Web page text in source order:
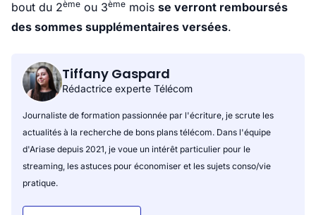
bout du 2ème ou 3ème mois se verront remboursés
des sommes supplémentaires versées.
Tiffany Gaspard
Rédactrice experte Télécom
Journaliste de formation passionnée par l'écriture, je scrute les
actualités à la recherche de bons plans télécom. Dans l'équipe
d'Ariase depuis 2021, je voue un intérêt particulier pour le
streaming, les astuces pour économiser et les sujets conso/vie
pratique.